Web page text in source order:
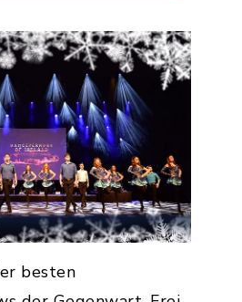
besten